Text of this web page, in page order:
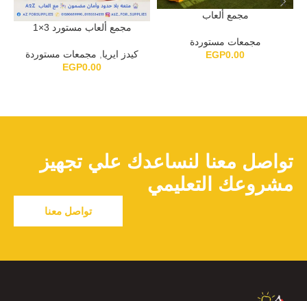
مجمع ألعاب
مجمعات مستوردة
EGP0.00
مجمع ألعاب مستورد 3×1
كيدز ايريا
مجمعات مستوردة
EGP0.00
تواصل معنا لنساعدك علي تجهيز
مشروعك التعليمي
تواصل معنا